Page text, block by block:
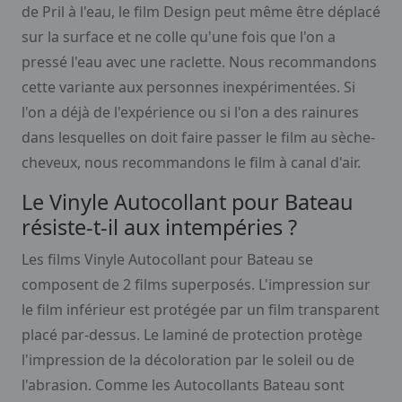
de Pril à l'eau, le film Design peut même être déplacé
sur la surface et ne colle qu'une fois que l'on a
pressé l'eau avec une raclette. Nous recommandons
cette variante aux personnes inexpérimentées. Si
l'on a déjà de l'expérience ou si l'on a des rainures
dans lesquelles on doit faire passer le film au sèche-
cheveux, nous recommandons le film à canal d'air.
Le Vinyle Autocollant pour Bateau
résiste-t-il aux intempéries ?
Les films Vinyle Autocollant pour Bateau se
composent de 2 films superposés. L'impression sur
le film inférieur est protégée par un film transparent
placé par-dessus. Le laminé de protection protège
l'impression de la décoloration par le soleil ou de
l'abrasion. Comme les Autocollants Bateau sont